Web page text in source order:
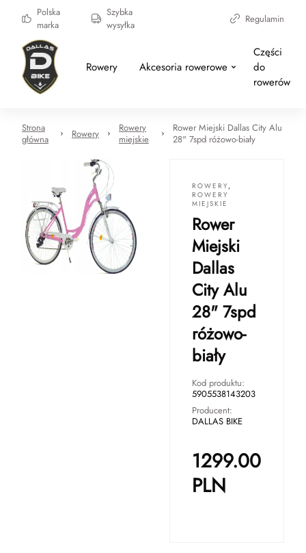
Polska
marka
Szybka
wysyłka
Regulamin
Rowery Akcesoria rowerowe
Części
do
rowerów
Strona
główna
Rowery
Rowery
miejskie
Rower Miejski Dallas City Alu
28" 7spd różowo-biały
ROWERY,
ROWERY
MIEJSKIE
Rower
Miejski
Dallas
City Alu
28" 7spd
różowo-
biały
Kod produktu:
5905538143203
Producent:
DALLAS BIKE
1299.00
PLN